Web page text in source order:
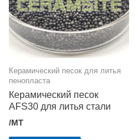
Керамический песок для литья
пенопласта
Керамический песок
AFS30 для литья стали
/MT